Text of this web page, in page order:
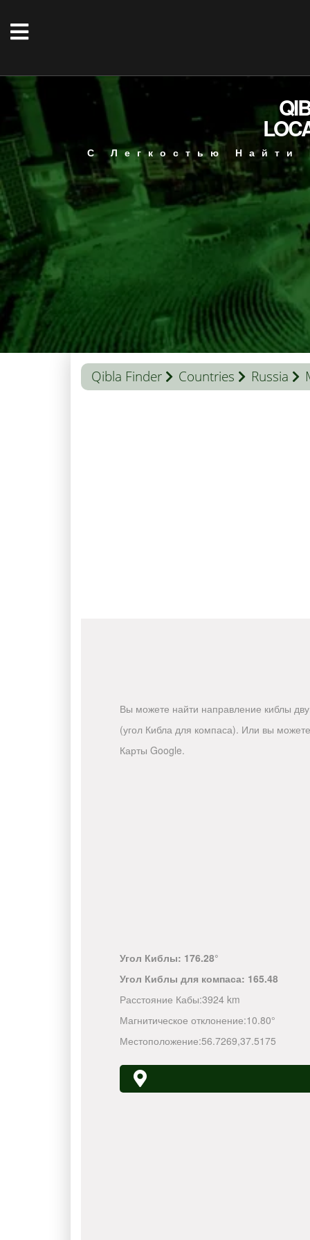
С Легкостью Найти
Qibla Finder Countries Russia
Вы можете найти направление киблы
(угол Кибла для компаса). Или вы
Карты Google.
Угол Киблы: 176.28°
Угол Киблы для компаса: 165.48
Расстояние Кабы:3924 km
Магнитическое отклонение:10.80°
Местоположение:56.7269,37.5175